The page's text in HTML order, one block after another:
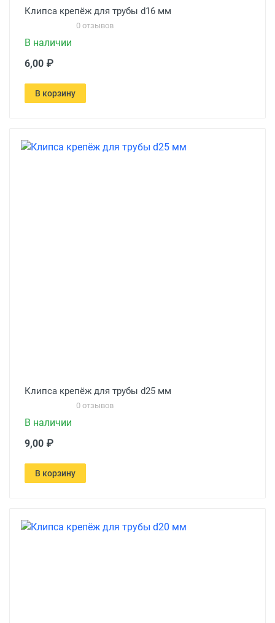
Клипса крепёж для трубы d16 мм
0 отзывов
В наличии
6,00 ₽
В корзину
Клипса крепёж для трубы d25 мм
0 отзывов
В наличии
9,00 ₽
В корзину